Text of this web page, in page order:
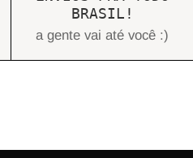
BRASIL!
a gente vai até você :)